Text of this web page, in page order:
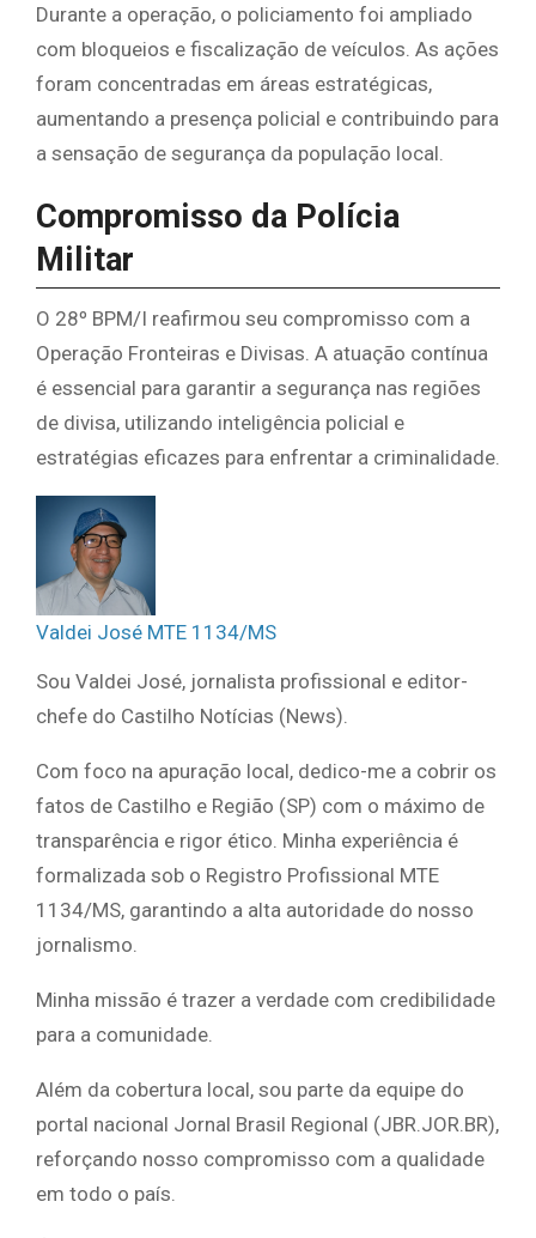
Durante a operação, o policiamento foi ampliado
com bloqueios e fiscalização de veículos. As ações
foram concentradas em áreas estratégicas,
aumentando a presença policial e contribuindo para
a sensação de segurança da população local.
Compromisso da Polícia
Militar
O 28º BPM/I reafirmou seu compromisso com a
Operação Fronteiras e Divisas. A atuação contínua
é essencial para garantir a segurança nas regiões
de divisa, utilizando inteligência policial e
estratégias eficazes para enfrentar a criminalidade.
Valdei José MTE 1134/MS
Sou Valdei José, jornalista profissional e editor-
chefe do Castilho Notícias (News).
Com foco na apuração local, dedico-me a cobrir os
fatos de Castilho e Região (SP) com o máximo de
transparência e rigor ético. Minha experiência é
formalizada sob o Registro Profissional MTE
1134/MS, garantindo a alta autoridade do nosso
jornalismo.
Minha missão é trazer a verdade com credibilidade
para a comunidade.
Além da cobertura local, sou parte da equipe do
portal nacional Jornal Brasil Regional (JBR.JOR.BR),
reforçando nosso compromisso com a qualidade
em todo o país.